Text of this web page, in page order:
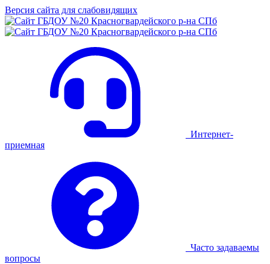
Версия сайта для слабовидящих
Интернет-
приемная
Часто задаваемы
вопросы